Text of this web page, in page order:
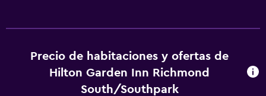
Precio de habitaciones y ofertas de
Hilton Garden Inn Richmond
South/Southpark